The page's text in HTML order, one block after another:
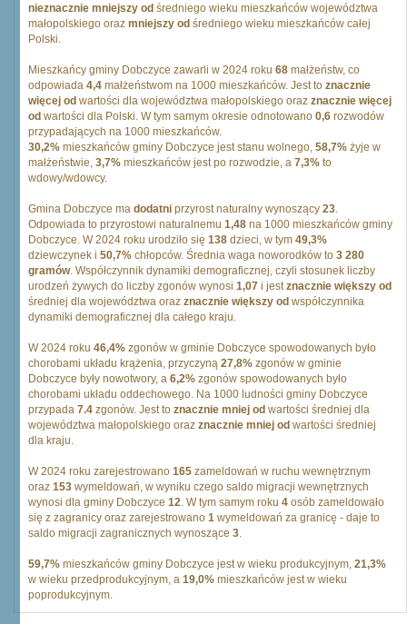
nieznacznie mniejszy od średniego wieku mieszkańców województwa
małopolskiego oraz mniejszy od średniego wieku mieszkańców całej
Polski.
Mieszkańcy gminy Dobczyce zawarli w 2024 roku 68 małżeństw, co
odpowiada 4,4 małżeństwom na 1000 mieszkańców. Jest to znacznie
więcej od wartości dla województwa małopolskiego oraz znacznie więcej
od wartości dla Polski. W tym samym okresie odnotowano 0,6 rozwodów
przypadających na 1000 mieszkańców.
30,2% mieszkańców gminy Dobczyce jest stanu wolnego, 58,7% żyje w
małżeństwie, 3,7% mieszkańców jest po rozwodzie, a 7,3% to
wdowy/wdowcy.
Gmina Dobczyce ma dodatni przyrost naturalny wynoszący 23
Odpowiada to przyrostowi naturalnemu 1,48 na 1000 mieszkańców gminy
Dobczyce. W 2024 roku urodziło się 138 dzieci, w tym 49,3%
dziewczynek i 50,7% chłopców. Średnia waga noworodków to 3 280
gramów. Współczynnik dynamiki demograficznej, czyli stosunek liczby
urodzeń żywych do liczby zgonów wynosi 1,07 i jest znacznie większy od
średniej dla województwa oraz znacznie większy od współczynnika
dynamiki demograficznej dla całego kraju.
W 2024 roku 46,4% zgonów w gminie Dobczyce spowodowanych było
chorobami układu krążenia, przyczyną 27,8% zgonów w gminie
Dobczyce były nowotwory, a 6,2% zgonów spowodowanych było
chorobami układu oddechowego. Na 1000 ludności gminy Dobczyce
przypada 7.4 zgonów. Jest to znacznie mniej od wartości średniej dla
województwa małopolskiego oraz znacznie mniej od wartości średniej
dla kraju.
W 2024 roku zarejestrowano 165 zameldowań w ruchu wewnętrznym
oraz 153 wymeldowań, w wyniku czego saldo migracji wewnętrznych
wynosi dla gminy Dobczyce 12 . W tym samym roku 4 osób zameldowało
się z zagranicy oraz zarejestrowano 1 wymeldowań za granicę - daje to
saldo migracji zagranicznych wynoszące 3
59,7% mieszkańców gminy Dobczyce jest w wieku produkcyjnym, 21,3%
w wieku przedprodukcyjnym, a 19,0% mieszkańców jest w wieku
poprodukcyjnym.